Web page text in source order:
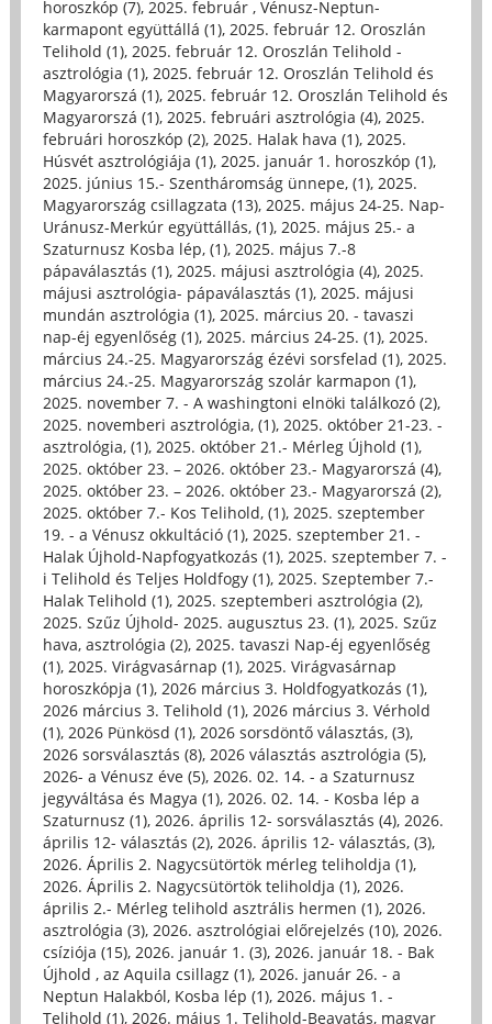
horoszkóp (7), 2025. február , Vénusz-Neptun-
karmapont együttállá (1), 2025. február 12. Oroszlán
Telihold (1), 2025. február 12. Oroszlán Telihold -
asztrológia (1), 2025. február 12. Oroszlán Telihold és
Magyarorszá (1), 2025. február 12. Oroszlán Telihold és
Magyarorszá (1), 2025. februári asztrológia (4), 2025.
februári horoszkóp (2), 2025. Halak hava (1), 2025.
Húsvét asztrológiája (1), 2025. január 1. horoszkóp (1),
2025. június 15.- Szentháromság ünnepe, (1), 2025.
Magyarország csillagzata (13), 2025. május 24-25. Nap-
Uránusz-Merkúr együttállás, (1), 2025. május 25.- a
Szaturnusz Kosba lép, (1), 2025. május 7.-8
pápaválasztás (1), 2025. májusi asztrológia (4), 2025.
májusi asztrológia- pápaválasztás (1), 2025. májusi
mundán asztrológia (1), 2025. március 20. - tavaszi
nap-éj egyenlőség (1), 2025. március 24-25. (1), 2025.
március 24.-25. Magyarország ézévi sorsfelad (1), 2025.
március 24.-25. Magyarország szolár karmapon (1),
2025. november 7. - A washingtoni elnöki találkozó (2),
2025. novemberi asztrológia, (1), 2025. október 21-23. -
asztrológia, (1), 2025. október 21.- Mérleg Újhold (1),
2025. október 23. – 2026. október 23.- Magyarorszá (4),
2025. október 23. – 2026. október 23.- Magyarorszá (2),
2025. október 7.- Kos Telihold, (1), 2025. szeptember
19. - a Vénusz okkultáció (1), 2025. szeptember 21. -
Halak Újhold-Napfogyatkozás (1), 2025. szeptember 7. -
i Telihold és Teljes Holdfogy (1), 2025. Szeptember 7.-
Halak Telihold (1), 2025. szeptemberi asztrológia (2),
2025. Szűz Újhold- 2025. augusztus 23. (1), 2025. Szűz
hava, asztrológia (2), 2025. tavaszi Nap-éj egyenlőség
(1), 2025. Virágvasárnap (1), 2025. Virágvasárnap
horoszkópja (1), 2026 március 3. Holdfogyatkozás (1),
2026 március 3. Telihold (1), 2026 március 3. Vérhold
(1), 2026 Pünkösd (1), 2026 sorsdöntő választás, (3),
2026 sorsválasztás (8), 2026 választás asztrológia (5),
2026- a Vénusz éve (5), 2026. 02. 14. - a Szaturnusz
jegyváltása és Magya (1), 2026. 02. 14. - Kosba lép a
Szaturnusz (1), 2026. április 12- sorsválasztás (4), 2026.
április 12- választás (2), 2026. április 12- választás, (3),
2026. Április 2. Nagycsütörtök mérleg teliholdja (1),
2026. Április 2. Nagycsütörtök teliholdja (1), 2026.
április 2.- Mérleg telihold asztrális hermen (1), 2026.
asztrológia (3), 2026. asztrológiai előrejelzés (10), 2026.
csíziója (15), 2026. január 1. (3), 2026. január 18. - Bak
Újhold , az Aquila csillagz (1), 2026. január 26. - a
Neptun Halakból, Kosba lép (1), 2026. május 1. -
Telihold (1), 2026. május 1. Telihold-Beavatás, magyar